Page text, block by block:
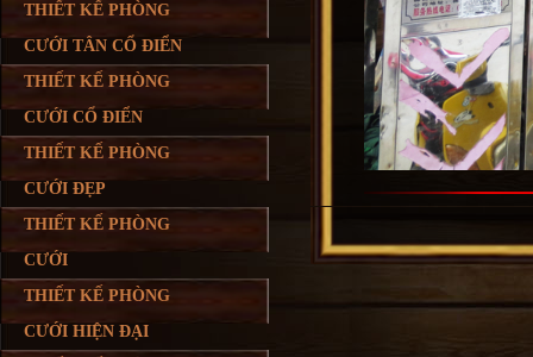
THIẾT KẾ PHÒNG
CƯỚI TÂN CỔ ĐIỂN
THIẾT KẾ PHÒNG
CƯỚI CỔ ĐIỂN
THIẾT KẾ PHÒNG
CƯỚI ĐẸP
THIẾT KẾ PHÒNG
CƯỚI
THIẾT KẾ PHÒNG
CƯỚI HIỆN ĐẠI